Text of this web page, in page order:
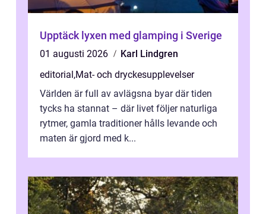
Upptäck lyxen med glamping i Sverige
01 augusti 2026
Karl Lindgren
editorial ,Mat- och dryckesupplevelser
Världen är full av avlägsna byar där tiden
tycks ha stannat – där livet följer naturliga
rytmer, gamla traditioner hålls levande och
maten är gjord med k...